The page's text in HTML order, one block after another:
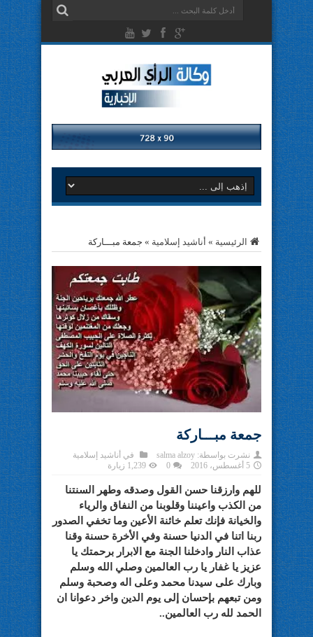
الرئيسية » أناشيد إسلامية » جمعة مبـــاركة
جمعة مبـــاركة
نشرت بواسطة: salma alzoy في أناشيد إسلامية
5 أغسطس، 2016
0 1,239 زيارة
للهم وارزقنا حسن القول وصدقه وطهر السنتنا
من الكذب واعيننا وقلوبنا من النفاق والرياء
والخيانة فإنك تعلم خائنة الأعين وما تخفي الصدور
ربنا اتنا في الدنيا حسنة وفي الأخرة حسنة وقنا
عذاب النار وادخلنا الجنة مع الابرار برحمتك يا
عزيز يا غفار يا رب العالمين وصلي الله وسلم
وبارك على سيدنا محمد وعلى اله وصحبة وسلم
ومن تبعهم بإحسان إلى يوم الدين واخر دعوانا ان
الحمد لله رب العالمين..